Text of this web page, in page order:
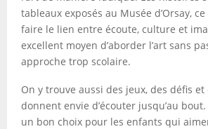
tableaux exposés au Musée d’Orsay,
faire le lien entre écoute, culture et
excellent moyen d’aborder l’art sans
approche trop scolaire.
On y trouve aussi des jeux, des défis
donnent envie d’écouter jusqu’au
un bon choix pour les enfants qui